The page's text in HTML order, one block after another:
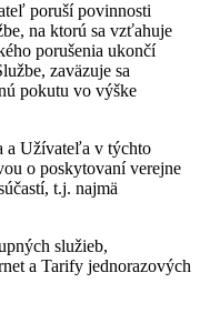
poruší povinnosti
na ktorú sa vzťahuje
porušenia ukončí
zaväzuje sa
pokutu vo výške
a Užívateľa v týchto
o poskytovaní verejne
t.j. najmä
služieb,
a Tarify jednorazových